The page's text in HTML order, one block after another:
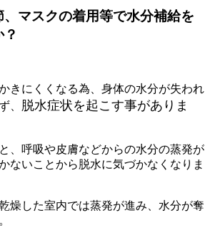
マスクの着用等で水分補給を
きにくくなる為、身体の水分が失われ
、 脱水症状を起こす事がありま
、呼吸や皮膚などからの水分の蒸発が
ないことから脱水に気づかなくなりま
燥した室内では蒸発が進み、水分が奪